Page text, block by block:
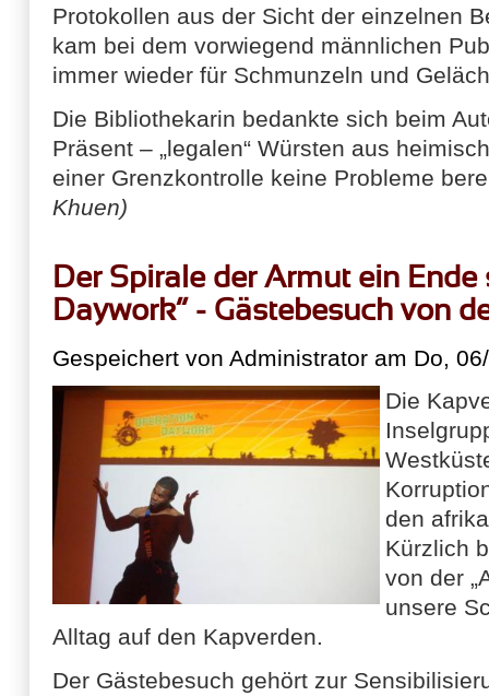
Protokollen aus der Sicht der einzelnen
kam bei dem vorwiegend männlichen
immer wieder für Schmunzeln und
Die Bibliothekarin bedankte sich beim
Präsent – „legalen“ Würsten aus
einer Grenzkontrolle keine Probleme
Khuen)
Der Spirale der Armut ein Ende
Daywork“ - Gästebesuch von
Gespeichert von Administrator am Do,
Die
den
Kürzlich
von der
unsere
Alltag auf den Kapverden.
Der Gästebesuch gehört zur